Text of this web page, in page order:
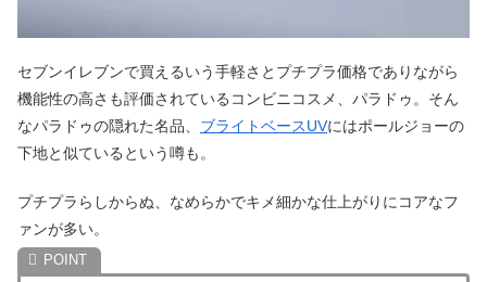
セブンイレブンで買えるいう手軽さとプチプラ価格でありながら
機能性の高さも評価されているコンビニコスメ、パラドゥ。そん
なパラドゥの隠れた名品、 ブライトベースUVにはポールジョーの
下地と似ているという噂も。
プチプラらしからぬ、なめらかでキメ細かな仕上がりにコアなフ
ァンが多い。